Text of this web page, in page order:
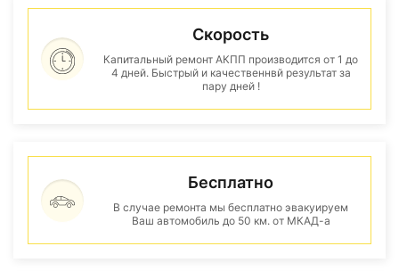
Скорость
Капитальный ремонт АКПП производится от 1 до
4 дней. Быстрый и качественнвй результат за
пару дней !
Бесплатно
В случае ремонта мы бесплатно эвакуируем
Ваш автомобиль до 50 км. от МКАД-а